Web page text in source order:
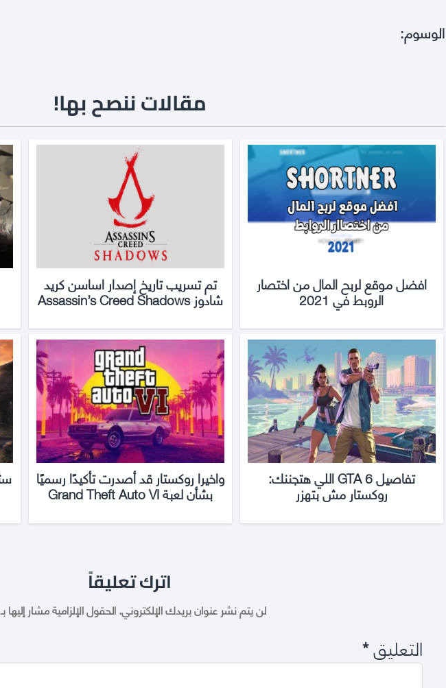
الوسوم:
مقالات ننصح بها!
افضل موقع لربح المال من اختصار
الروبط في 2021
تم تسريب تاريخ إصدار اساسن كريد
شادوز Assassin’s Creed Shadows
تفاصيل GTA 6 اللي هتجننك:
روكستار مش بتهزر
واخيرا روكستار قد أصدرت تأكيدًا رسميًا
بشأن لعبة Grand Theft Auto VI
اترك تعليقاً
لن يتم نشر عنوان بريدك الإلكتروني.الحقول الإلزامية مشار إليها
التعليق*